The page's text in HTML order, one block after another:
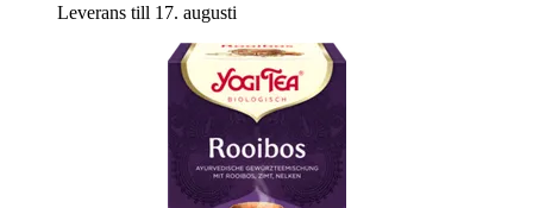
Leverans till 17. augusti